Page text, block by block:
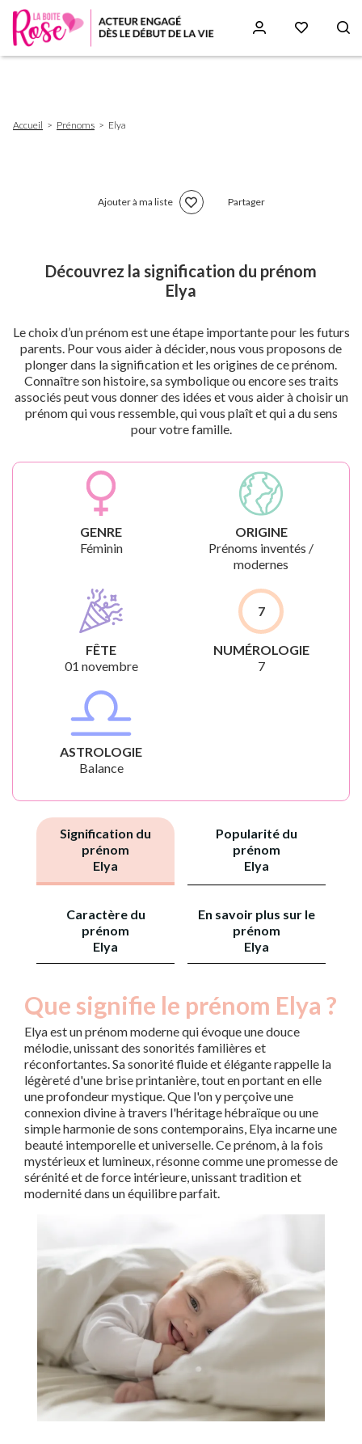
d'Ariane
Accueil Prénoms Elya
Ajouter à ma liste Partager
Découvrez la signification du prénom
Elya
Le choix d’un prénom est une étape importante pour les futurs
parents. Pour vous aider à décider, nous vous proposons de
plonger dans la signification et les origines de ce prénom.
Connaître son histoire, sa symbolique ou encore ses traits
associés peut vous donner des idées et vous aider à choisir un
prénom qui vous ressemble, qui vous plaît et qui a du sens
pour votre famille.
GENRE
Féminin
ORIGINE
Prénoms inventés /
modernes
FÊTE
01 novembre
7
NUMÉROLOGIE
7
ASTROLOGIE
Balance
Signification du
prénom
Elya
Popularité du
prénom
Elya
Caractère du
prénom
Elya
En savoir plus sur le
prénom
Elya
Que signifie le prénom Elya ?
Elya est un prénom moderne qui évoque une douce
mélodie, unissant des sonorités familières et
réconfortantes. Sa sonorité fluide et élégante rappelle la
légèreté d'une brise printanière, tout en portant en elle
une profondeur mystique. Que l'on y perçoive une
connexion divine à travers l'héritage hébraïque ou une
simple harmonie de sons contemporains, Elya incarne une
beauté intemporelle et universelle. Ce prénom, à la fois
mystérieux et lumineux, résonne comme une promesse de
sérénité et de force intérieure, unissant tradition et
modernité dans un équilibre parfait.